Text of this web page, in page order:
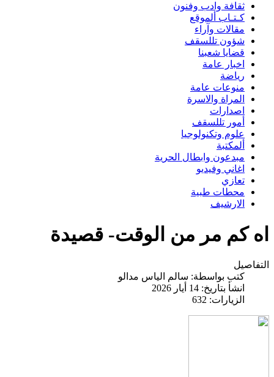
ثقافة وادب وفنون
كـتـاب ألموقع
مقالات وآراء
شؤون تللسقف
قضايا شعبنا
اخبار عامة
رياضة
منوعات عامة
المراة والاسرة
اصدارات
أمور تللسقف
علوم وتكنولوجيا
ألمكتبة
مبدعون وابطال الحرية
اغاني وفيديو
تعازي
محطات طبية
الارشيف
اه كم مر من الوقت- قصيدة
التفاصيل
كتب بواسطة: سالم الياس مدالو
انشأ بتاريخ: 14 أيار 2026
الزيارات: 632